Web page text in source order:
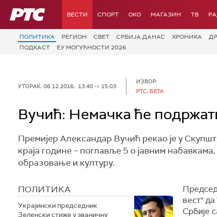
РТС ВЕСТИ СПОРТ OKO МАГАЗИН ТВ
ПОЛИТИКА РЕГИОН СВЕТ СРБИЈА ДАНАС ХРОНИКА
ПОДКАСТ
ЕУ МОГУЋНОСТИ 2026
УТОРАК, 06.12.2016, 13:40 -> 15:03
ИЗВОР:
РТС, БЕТА
Вучић: Немачка ће
Премијер Александар Вучић рекао је у
краја године – поглавље 5 о јавним
образовање и културу.
ПОЛИТИКА
Украјински председник
Зеленски стиже у званичну
вест"
Србије